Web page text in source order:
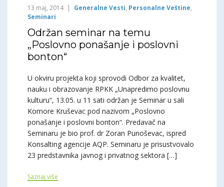
13 maj, 2014 Generalne Vesti, Personalne Veštine,
Seminari
Održan seminar na temu
„Poslovno ponašanje i poslovni
bonton“
U okviru projekta koji sprovodi Odbor za kvalitet,
nauku i obrazovanje RPKK „Unapredimo poslovnu
kulturu“, 13.05. u 11 sati održan je Seminar u sali
Komore Kruševac pod nazivom „Poslovno
ponašanje i poslovni bonton“. Predavač na
Seminaru je bio prof. dr Zoran Punoševac, ispred
Konsalting agencije AQP. Seminaru je prisustvovalo
23 predstavnika javnog i privatnog sektora […]
Saznaj više